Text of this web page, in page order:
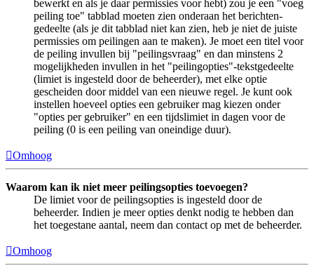
bewerkt en als je daar permissies voor hebt) zou je een "voeg
peiling toe" tabblad moeten zien onderaan het berichten-
gedeelte (als je dit tabblad niet kan zien, heb je niet de juiste
permissies om peilingen aan te maken). Je moet een titel voor
de peiling invullen bij "peilingsvraag" en dan minstens 2
mogelijkheden invullen in het "peilingopties"-tekstgedeelte
(limiet is ingesteld door de beheerder), met elke optie
gescheiden door middel van een nieuwe regel. Je kunt ook
instellen hoeveel opties een gebruiker mag kiezen onder
"opties per gebruiker" en een tijdslimiet in dagen voor de
peiling (0 is een peiling van oneindige duur).
Omhoog
Waarom kan ik niet meer peilingsopties toevoegen?
De limiet voor de peilingsopties is ingesteld door de
beheerder. Indien je meer opties denkt nodig te hebben dan
het toegestane aantal, neem dan contact op met de beheerder.
Omhoog